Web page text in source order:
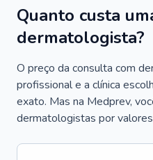
Quanto custa
dermatologista?
O preço da consulta com
profissional e a clínica
exato. Mas na Medprev,
dermatologistas por